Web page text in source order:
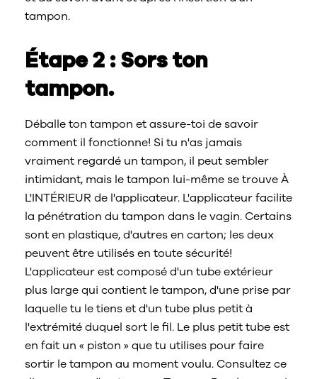
tampon.
Étape 2 : Sors ton
tampon.
Déballe ton tampon et assure-toi de savoir
comment il fonctionne! Si tu n'as jamais
vraiment regardé un tampon, il peut sembler
intimidant, mais le tampon lui-même se trouve À
L'INTÉRIEUR de l'applicateur. L'applicateur facilite
la pénétration du tampon dans le vagin. Certains
sont en plastique, d'autres en carton; les deux
peuvent être utilisés en toute sécurité!
L'applicateur est composé d'un tube extérieur
plus large qui contient le tampon, d'une prise par
laquelle tu le tiens et d'un tube plus petit à
l'extrémité duquel sort le fil. Le plus petit tube est
en fait un « piston » que tu utilises pour faire
sortir le tampon au moment voulu. Consultez ce